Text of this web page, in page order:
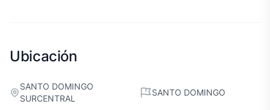
Ubicación
SANTO DOMINGO
SURCENTRAL
SANTO DOMINGO